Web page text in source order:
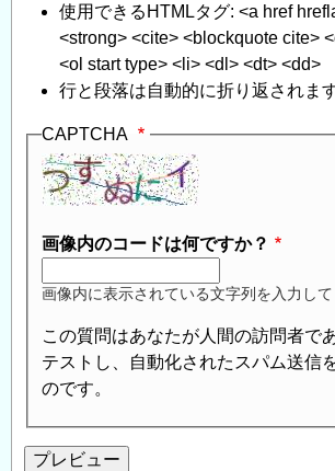
使用できるHTMLタグ: <a href
<strong> <cite> <blockquote cite>
<ol start type> <li> <dl> <dt> <dd>
行と段落は自動的に折り返されます
CAPTCHA
画像内のコードは何ですか？
画像内に表示されている文字列を入力して
この質問はあなたが人間の訪問者で
テストし、自動化されたスパム送信
のです。